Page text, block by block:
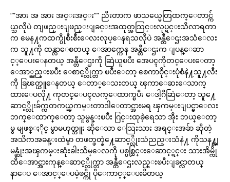
“”အား အ အား အင္းအင္း”” ညီးတာက ဖာသယ္မေတြထက္ေတာင္က်
ယ္သလိုပဲ တျဖည္းျဖည္းျခင္းအထုတ္အသြင္းလုပ္ရင္းသိလာရတာ
က မေန႔ကထက္ပိုစီးစီးေလးလုပ္ေနရသလိုပဲ အန္တီေဌးအသံေလး
က သူ႔ကို ထန္လာေစတယ္ ေအာက္ကေန အန္တီေဌးက ျပန္ေဆာ
င့္ေပးေနတယ္ အန္တီေဌးကို ဆြဲယူၿပီး အေပၚကိုတင္ေပးေတာ့
ေအာ္ညည္းၿပီး ေစာင့္လိုက္တာ ၿပီးေတာ့ စေကာဝိုင္းပုံစံနဲ႔သူ႔လီး
ကို ခြၽတ္ယူေနတယ္ ေတာ္ေသးတယ္ ၾကာေဆးေသာက္
ထားေပလို႔ ကုတင္ေပၚလက္ေထာက္ၿပီး ေဒါ့ဂီဆြဲေတာ့ သူ႔ေ
ဆာင့္လိုးခ်က္ကတကယ္ၾကမ္းတာဒါေတာင္အားမရ ၾကမ္းျပင္မွာေလး
ဘက္ေထာက္ေတာ့ သူမွန္းၿပီး ဂြင္းထုခဲ့ရေသာ အိုး ဘယ္ေတာ့
မွ မျဖစ္ႏိုင္ မွာမဟုတ္ဘူး ဆိုေသာ ေသြးသား အရင္းအခ်ာ ဆိုတဲ့
အသိကအခန္းထဲမွာ တဖတ္ဖတ္နဲ႔ေဆာင့္လိုးသံညည္းသံနဲ႔ ကိုသန႔္အျ
မန္ဆုံးအၾကမ္းဆုံးခါးသိမ္ေလကို ပစ္ပစ္သြင္းေဆာင့္ရင္း သားအိမ္ကို
ထိေအာင္အားကုန္ေဆာင့္လိုက္တာ အန္တီေဌးလည္းၿပီးျခင္လာတယ္
နာေပ ေအာင့္ေပမဲ့ဖင္ကို ပိုေကာင့္ေပးမိတယ္